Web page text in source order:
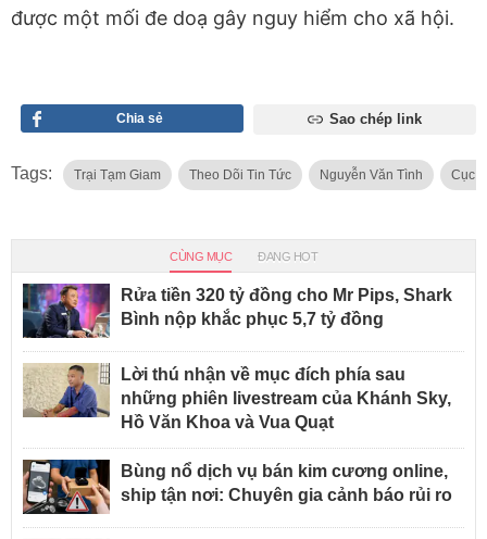
được một mối đe doạ gây nguy hiểm cho xã hội.
Chia sẻ Sao chép link
Tags: Trại Tạm Giam Theo Dõi Tin Tức Nguyễn Văn Tình Cục
CÙNG MỤC ĐANG HOT
Rửa tiền 320 tỷ đồng cho Mr Pips, Shark
Bình nộp khắc phục 5,7 tỷ đồng
Lời thú nhận về mục đích phía sau
những phiên livestream của Khánh Sky,
Hồ Văn Khoa và Vua Quạt
Bùng nổ dịch vụ bán kim cương online,
ship tận nơi: Chuyên gia cảnh báo rủi ro